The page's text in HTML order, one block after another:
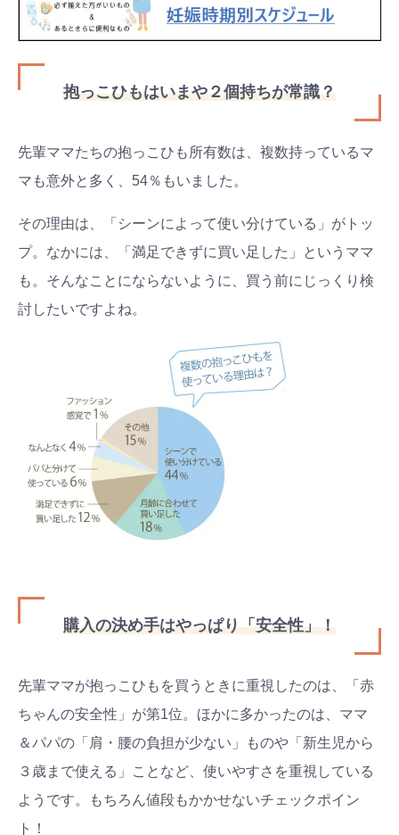
抱っこひもはいまや２個持ちが常識？
先輩ママたちの抱っこひも所有数は、複数持っているマ
マも意外と多く、54％もいました。
その理由は、「シーンによって使い分けている」がトッ
プ。なかには、「満足できずに買い足した」というママ
も。そんなことにならないように、買う前にじっくり検
討したいですよね。
購入の決め手はやっぱり「安全性」！
先輩ママが抱っこひもを買うときに重視したのは、「赤
ちゃんの安全性」が第1位。ほかに多かったのは、ママ
＆パパの「肩・腰の負担が少ない」ものや「新生児から
３歳まで使える」ことなど、使いやすさを重視している
ようです。もちろん値段もかかせないチェックポイン
ト！